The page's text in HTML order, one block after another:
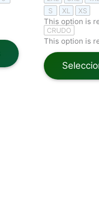
S
XL XS
This option is
CRUDO
This option is